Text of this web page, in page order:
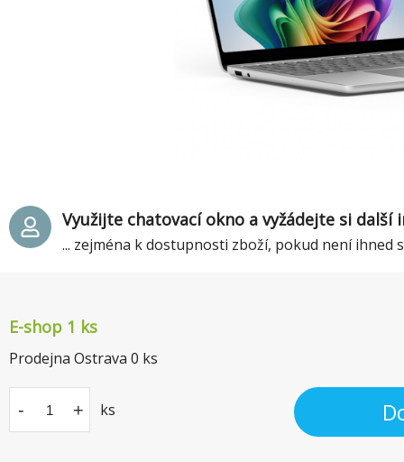
E-shop 1 ks
Prodejna Ostrava 0 ks
- + ks
Využijte chatovací okno a vyžádejte si další
... zejména k dostupnosti zboží, pokud není ihned